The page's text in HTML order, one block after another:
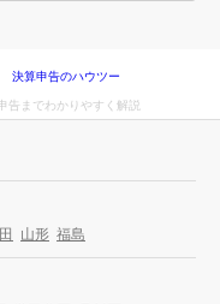
決算申告のハウツー
告までわかりやすく解説
山形 福島